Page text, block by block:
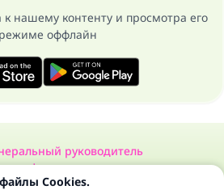
к нашему контенту и просмотра его
оффлайн
руководитель
конфиденциальности
Все права защищены 1997-2025 ©
Cookies.